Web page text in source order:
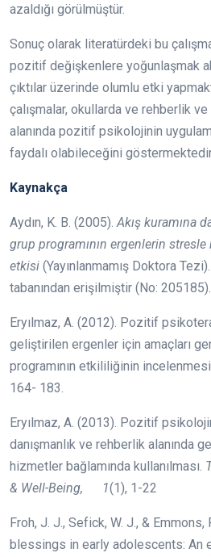
azaldığı görülmüştür.
Sonuç olarak literatürdeki bu
pozitif değişkenlere yoğunlaşmak
çıktılar üzerinde olumlu etki
çalışmalar, okullarda ve rehberlik
alanında pozitif psikolojinin
faydalı olabileceğini
Kaynakça
Aydın, K. B. (2005).Akış kuramına
grup programının ergenlerin
etkisi (Yayınlanmamış Doktora
tabanından erişilmiştir (No: 205185).
Eryılmaz, A. (2012). Pozitif
geliştirilen ergenler için amaçları
programının etkililiğinin
164- 183.
Eryılmaz, A. (2013). Pozitif
danışmanlık ve rehberlik alanında
hizmetler bağlamında kullanılması.
& Well-Being,
1(1), 1-22
Froh, J. J., Sefick, W. J., & Emmons,
blessings in early adolescents: An